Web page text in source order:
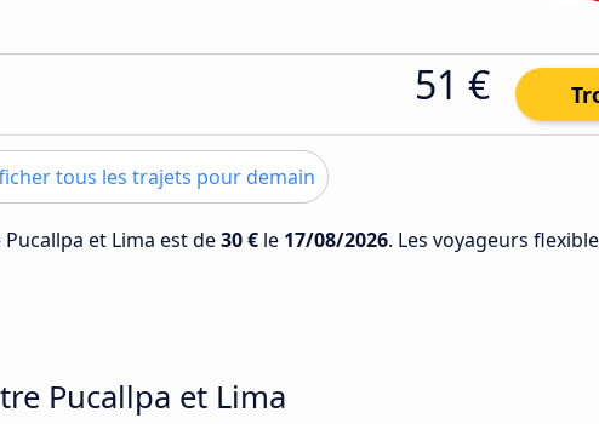
51 €
tous les trajets pour demain
et Lima est de30 € le 17/08/2026. Les voyageurs
Pucallpa et Lima